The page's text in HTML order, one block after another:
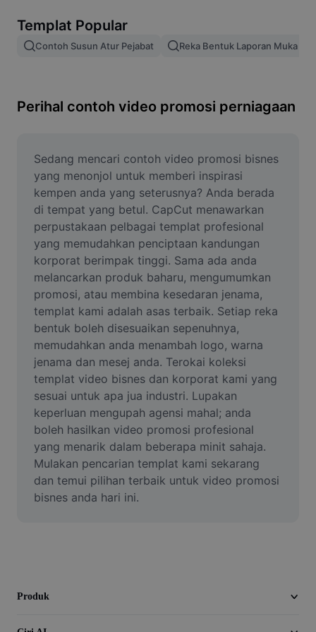
Gabungan imej
Ubah Saiz Imej
Penjana Meme
AI Text Remover
AI People Remover
AI Inpainting
Face Cutout
Video
Alih keluar latar video
Pertingkat kualiti
Editor Video
Pangkas Video
Tambahkan Sari Kata pada Video
Penukar Video
Templat Popular
Contoh Susun Atur Pejabat Reka Bentuk Laporan Muka
Perihal contoh video promosi perniagaan
Sedang mencari contoh video promosi bisnes
yang menonjol untuk memberi inspirasi
kempen anda yang seterusnya? Anda berada
di tempat yang betul. CapCut menawarkan
perpustakaan pelbagai templat profesional
yang memudahkan penciptaan kandungan
korporat berimpak tinggi. Sama ada anda
melancarkan produk baharu, mengumumkan
promosi, atau membina kesedaran jenama,
templat kami adalah asas terbaik. Setiap reka
bentuk boleh disesuaikan sepenuhnya,
memudahkan anda menambah logo, warna
jenama dan mesej anda. Terokai koleksi
templat video bisnes dan korporat kami yang
sesuai untuk apa jua industri. Lupakan
keperluan mengupah agensi mahal; anda
boleh hasilkan video promosi profesional
yang menarik dalam beberapa minit sahaja.
Mulakan pencarian templat kami sekarang
dan temui pilihan terbaik untuk video promosi
bisnes anda hari ini.
Produk